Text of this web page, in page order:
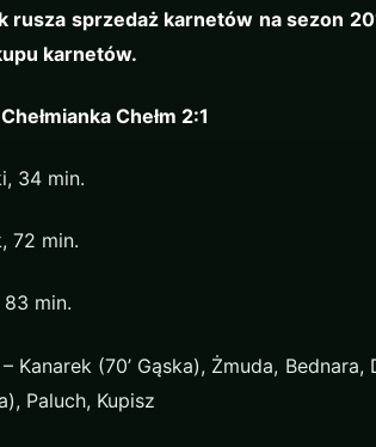
rusza sprzedaż karnetów na sezon
karnetów.
Chełm 2:1
34 min.
72 min.
min.
Kanarek (70’ Gąska), Żmuda,
Paluch, Kupisz